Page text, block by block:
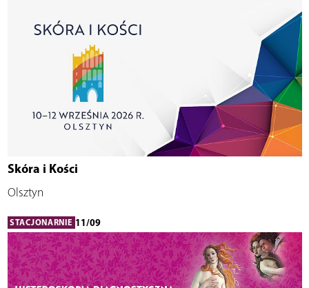
Skóra i Kości
Olsztyn
STACJONARNIE 11/09